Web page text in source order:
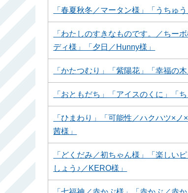
「春夏秋冬／マータン様」「うちゅ
「わたしのすきなものです。／ちー
ディ様」「夕日／Hunny様」
「かたつむり」「紫陽花」「幸福の
「おともだち」「アイスのくに」「
「ひまわり」「可能性／ハクハツ×
茜様」
「どくだみ／初ちゃん様」「楽しい
しょう♪／KERO様」